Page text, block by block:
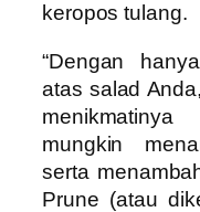
keropos tulang.
“Dengan
atas salad
mungkin
serta
Prune (atau